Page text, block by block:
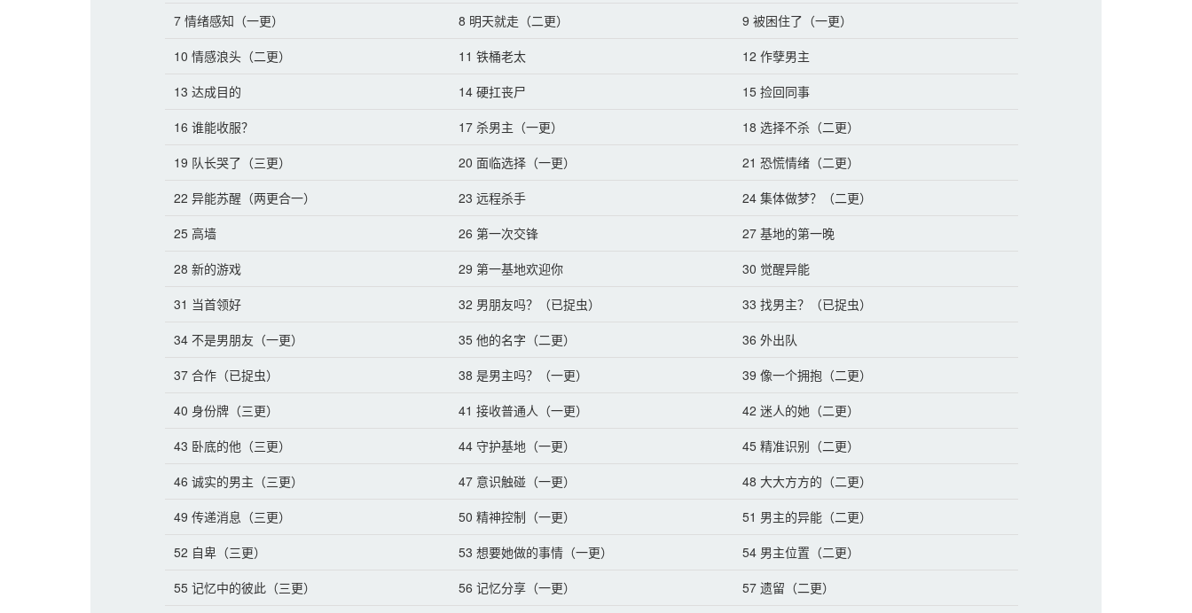
于是，一直到她坐上了帝国王座，她都是单身，最后她因为信息素紊乱去世。
再睁开眼睛，她回到了刚穿越到这个世界的时候。
这一次，比起王座，她决定先解决一下自己的信息素问题，她记得前世帝国有个贵族
男O研究出来了解决第二性别的药剂，最后因为这个大逆不道的罪名被处死了。
于是，这一世，她提前回到了帝国。
——————————
闻锦是贵族男性omega，被誉为帝国玫瑰，作为顶级优质omega，家族在他分化时，
然而，世事变化无常，与闻锦一起长大的皇太子出去一趟，回来就带回来了一个和他
百分之百匹配度的女性omega，对方成为了预备太子妃。
对方很快也进入了皇家omega学院学习，成为了闻锦的同桌，对方大概是这个世界上
最不合格的女性omega，逃课，和老师对骂，门门课程倒数第一，被媒体称为最失格
闻锦想到对方的生存环境，总会出手帮她一下，教她跳舞，教她如何应对外界媒体，
一步一步地帮她成为优秀的太子妃。
对方逗他，别老是跟我玩，学坏了怎么办？
他想，怎么可能？
两个月后，曾经的帝国玫瑰割掉腺体，被家族抛弃——
————
7 情绪感知（一更）
8 明天就走（二更）
9 被困住了（一更）
10 情感浪头（二更）
11 铁桶老太
12 作孽男主
13 达成目的
14 硬扛丧尸
15 捡回同事
16 谁能收服？
17 杀男主（一更）
18 选择不杀（二更）
19 队长哭了（三更）
20 面临选择（一更）
21 恐慌情绪（二更）
22 异能苏醒（两更合一）
23 远程杀手
24 集体做梦？（二更）
25 高墙
26 第一次交锋
27 基地的第一晚
28 新的游戏
29 第一基地欢迎你
30 觉醒异能
31 当首领好
32 男朋友吗？（已捉虫）
33 找男主？（已捉虫）
34 不是男朋友（一更）
35 他的名字（二更）
36 外出队
37 合作（已捉虫）
38 是男主吗？（一更）
39 像一个拥抱（二更）
40 身份牌（三更）
41 接收普通人（一更）
42 迷人的她（二更）
43 卧底的他（三更）
44 守护基地（一更）
45 精准识别（二更）
46 诚实的男主（三更）
47 意识触碰（一更）
48 大大方方的（二更）
49 传递消息（三更）
50 精神控制（一更）
51 男主的异能（二更）
52 自卑（三更）
53 想要她做的事情（一更）
54 男主位置（二更）
55 记忆中的彼此（三更）
56 记忆分享（一更）
57 遗留（二更）